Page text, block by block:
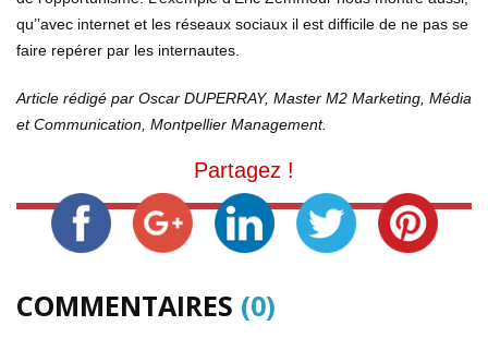
qu’’avec internet et les réseaux sociaux il est difficile de ne pas se
faire repérer par les internautes.
Article rédigé par Oscar DUPERRAY, Master M2 Marketing, Média
et Communication, Montpellier Management.
Partagez !
COMMENTAIRES (0)